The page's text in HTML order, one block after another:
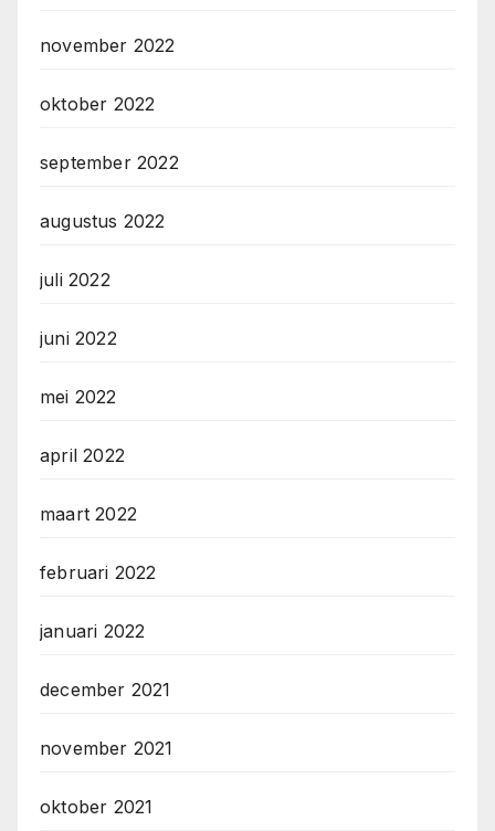
november 2022
oktober 2022
september 2022
augustus 2022
juli 2022
juni 2022
mei 2022
april 2022
maart 2022
februari 2022
januari 2022
december 2021
november 2021
oktober 2021